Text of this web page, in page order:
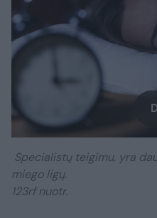
Specialistų teigimu, yra
miego ligų.
123rf nuotr.